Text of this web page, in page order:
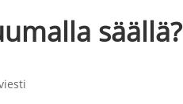
säällä?